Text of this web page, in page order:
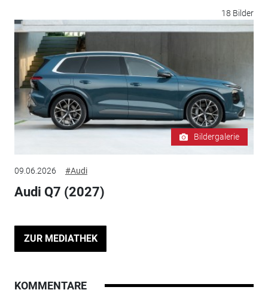
18 Bilder
Bildergalerie
09.06.2026 #Audi
Audi Q7 (2027)
ZUR MEDIATHEK
KOMMENTARE